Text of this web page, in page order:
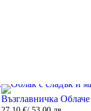
Възглавничка Облаче